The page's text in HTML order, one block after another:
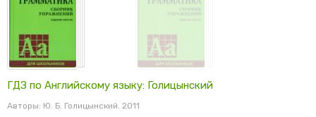
ГДЗ по Английскому языку: Голицынский
Авторы: Ю. Б. Голицынский. 2011